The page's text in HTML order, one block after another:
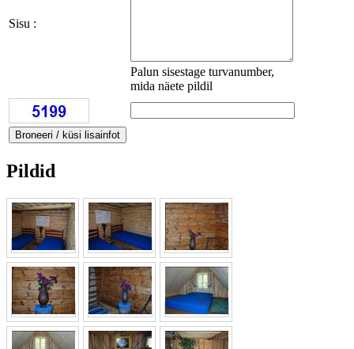
Sisu :
Palun sisestage turvanumber,
mida näete pildil
Pildid